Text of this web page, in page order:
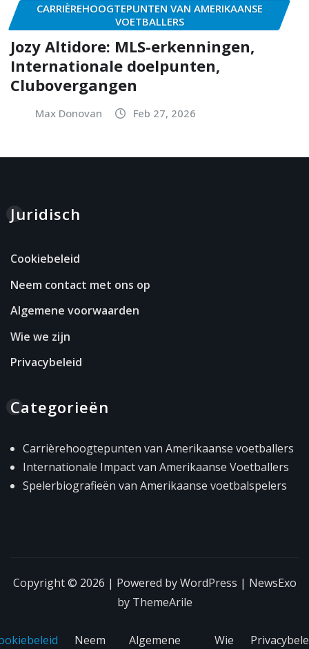
CARRIÈREHOOGTEPUNTEN VAN AMERIKAANSE
VOETBALLERS
Jozy Altidore: MLS-erkenningen,
Internationale doelpunten,
Clubovergangen
Max Donovan Feb 27, 2026
Juridisch
Cookiebeleid
Neem contact met ons op
Algemene voorwaarden
Wie we zijn
Privacybeleid
Categorieën
Carrièrehoogtepunten van Amerikaanse voetballers
Internationale Impact van Amerikaanse Voetballers
Spelerbiografieën van Amerikaanse voetbalspelers
Copyright © 2026 | Powered byWordPress | NewsExo
by ThemeArile
Neem
Algemene
Wie